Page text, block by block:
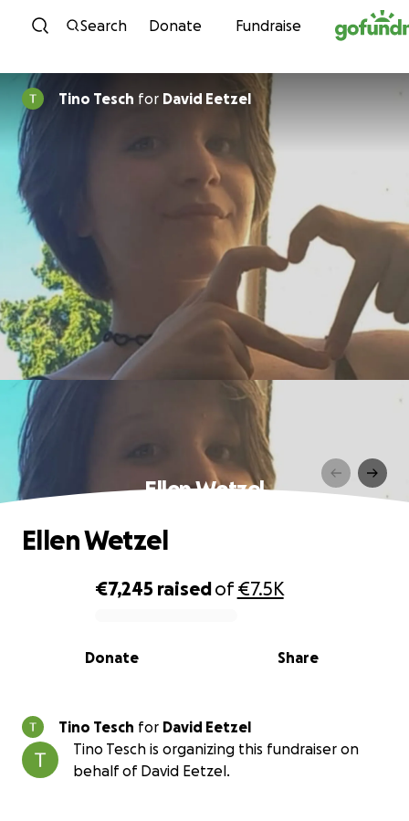
Skip to content
Search Donate Fundraise
Tino Tesch for David Eetzel
Ellen Wetzel
0% complete
€7,245 raisedof€7.5K
Share
Donate
Ellen Wetzel
Tino Tesch for David Eetzel
Tino Tesch is organizing this fundraiser on
behalf of David Eetzel.